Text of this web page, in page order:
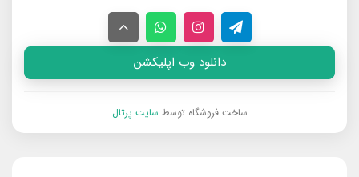
دانلود وب اپلیکشن
ساخت فروشگاه توسط سایت پرتال